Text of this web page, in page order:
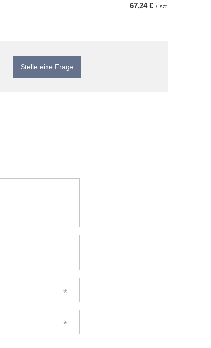
67,24 € / szt.
Stelle eine Frage